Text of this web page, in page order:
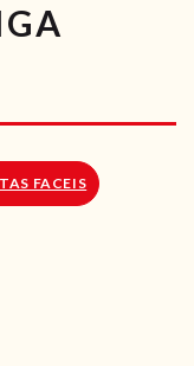
FACEIS